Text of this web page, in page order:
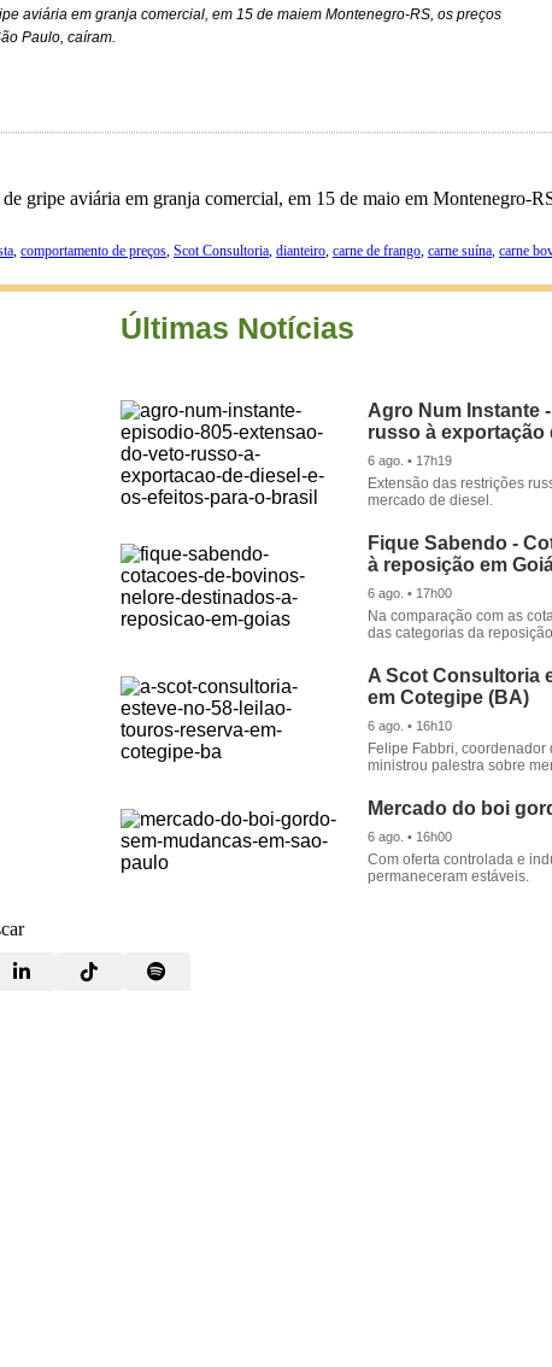
aviária em granja comercial, em 15 de maiem Montenegro-RS, os preços
Paulo, caíram.
gripe aviária em granja comercial, em 15 de maio em Montenegro-
, comportamento de preços, Scot Consultoria, dianteiro, carne de frango, carne suína, carne
Últimas Notícias
Agro Num Instante
russo à exportação
6 ago. • 17h19
Extensão das restrições
mercado de diesel.
Fique Sabendo -
à reposição em
6 ago. • 17h00
Na comparação com as
das categorias da
A Scot Consultoria
em Cotegipe (BA)
6 ago. • 16h10
Felipe Fabbri,
ministrou palestra sobre
Mercado do boi
6 ago. • 16h00
Com oferta controlada e
permaneceram estáveis.